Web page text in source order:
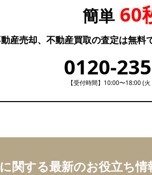
簡単60
産売却、不動産買取の査定は無料
0120-
【受付時間】10:00〜18:00 (
関する最新のお役立ち情